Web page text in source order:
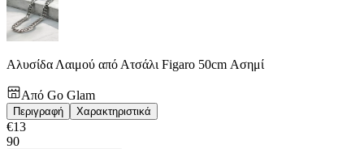
Αλυσίδα Λαιμού από Ατσάλι Figaro 50cm Ασημί
Από Go Glam
Περιγραφή Χαρακτηριστικά
€13
90